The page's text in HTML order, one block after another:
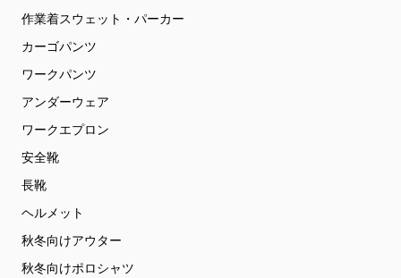
作業着スウェット・パーカー
カーゴパンツ
ワークパンツ
アンダーウェア
ワークエプロン
安全靴
長靴
ヘルメット
秋冬向けアウター
秋冬向けポロシャツ